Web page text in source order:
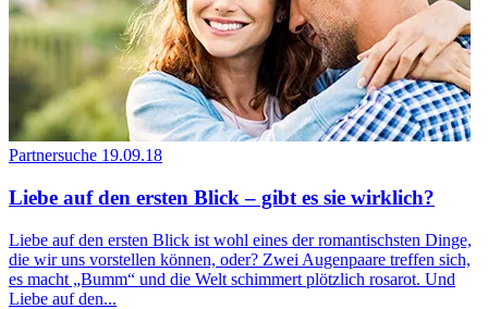
Partnersuche 19.09.18
Liebe auf den ersten Blick – gibt es sie wirklich?
Liebe auf den ersten Blick ist wohl eines der romantischsten Dinge,
die wir uns vorstellen können, oder? Zwei Augenpaare treffen sich,
es macht „Bumm“ und die Welt schimmert plötzlich rosarot. Und
Liebe auf den...